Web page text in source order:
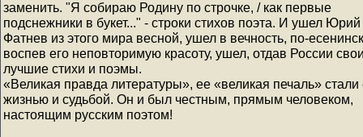
заменить. "Я собираю Родину по строчке, / как первые
подснежники в букет..." - строки стихов поэта. И ушел Юрий
Фатнев из этого мира весной, ушел в вечность, по-
воспев его неповторимую красоту, ушел, отдав России
лучшие стихи и поэмы.
«Великая правда литературы», ее «великая печаль» стали
жизнью и судьбой. Он и был честным, прямым человеком,
настоящим русским поэтом!